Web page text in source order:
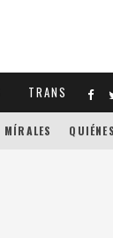
TRANS
MÍRALES